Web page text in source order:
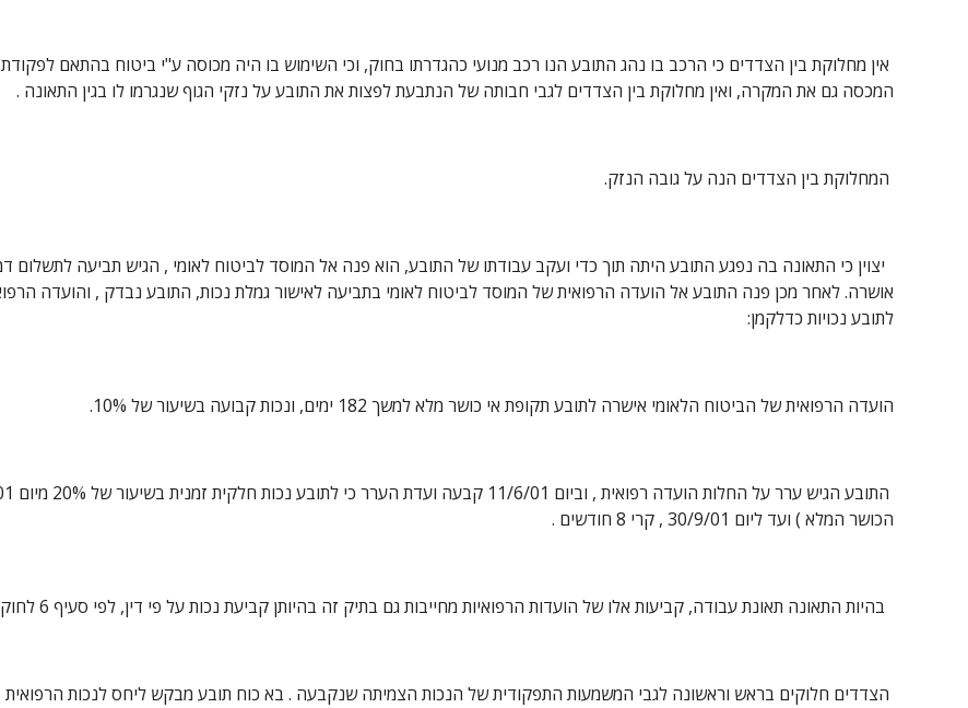
המכסה גם את המקרה, ואין מחלוקת בין הצדדים לגבי חבותה של הנתבעת לפצות את התובע על נזקי הגוף שנגרמו לו בגין התאונה .
לתובע נכויות כדלקמן:
הועדה הרפואית של הביטוח הלאומי אישרה לתובע תקופת אי כושר מלא למשך 182 ימים, ונכות קבועה בשיעור של 10%.
הכושר המלא ) ועד ליום 30/9/01 , קרי 8 חודשים .